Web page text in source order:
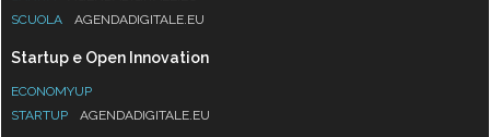
SCUOLA
AGENDADIGITALE.EU
Startup e Open Innovation
ECONOMYUP
STARTUP
AGENDADIGITALE.EU